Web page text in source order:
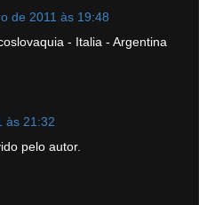
de 2011 às 19:48
- Italia - Argentina
às 21:32
pelo autor.